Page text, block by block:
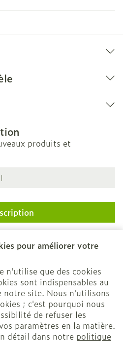
pour améliorer votre
n'utilise que des cookies
sont indispensables au
notre site. Nous n'utilisons
; c'est pourquoi nous
de refuser les
paramètres en la matière.
détail dans notre politique
produits et
vous abonnez à notre
politique de confidentialité